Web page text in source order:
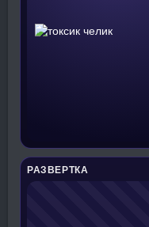
РАЗВЕРТКА